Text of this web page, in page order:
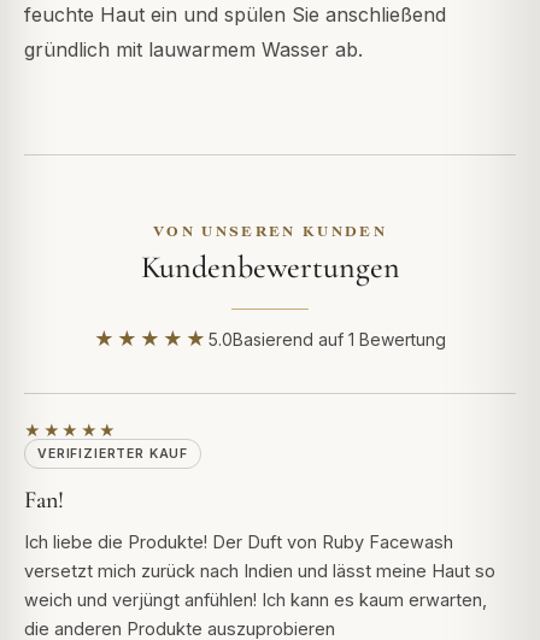
feuchte Haut ein und spülen Sie anschließend
gründlich mit lauwarmem Wasser ab.
VON UNSEREN KUNDEN
Kundenbewertungen
★★★★★ 5.0Basierend auf 1 Bewertung
★★★★★
VERIFIZIERTER KAUF
Fan!
Ich liebe die Produkte! Der Duft von Ruby Facewash
versetzt mich zurück nach Indien und lässt meine Haut so
weich und verjüngt anfühlen! Ich kann es kaum erwarten,
die anderen Produkte auszuprobieren